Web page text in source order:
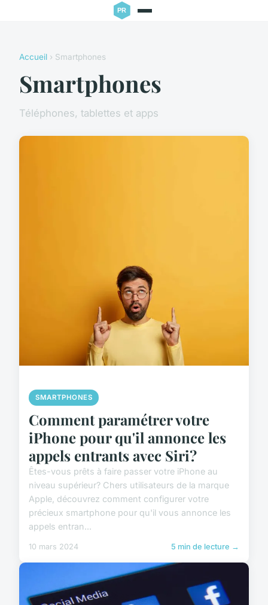
Accueil › Smartphones
Smartphones
Téléphones, tablettes et apps
SMARTPHONES
Comment paramétrer votre
iPhone pour qu'il annonce les
appels entrants avec Siri?
Êtes-vous prêts à faire passer votre iPhone au
niveau supérieur? Chers utilisateurs de la marque
Apple, découvrez comment configurer votre
précieux smartphone pour qu'il vous annonce les
appels entran...
10 mars 2024 5 min de lecture →